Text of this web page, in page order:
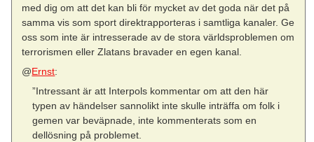
med dig om att det kan bli för mycket av det goda när det på
samma vis som sport direktrapporteras i samtliga kanaler. Ge
oss som inte är intresserade av de stora världsproblemen om
terrorismen eller Zlatans bravader en egen kanal.
@Ernst:
”Intressant är att Interpols kommentar om att den här
typen av händelser sannolikt inte skulle inträffa om folk i
gemen var beväpnade, inte kommenterats som en
dellösning på problemet.